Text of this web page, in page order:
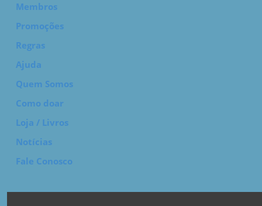
Membros
Promoções
Regras
Ajuda
Quem Somos
Como doar
Loja / Livros
Notícias
Fale Conosco